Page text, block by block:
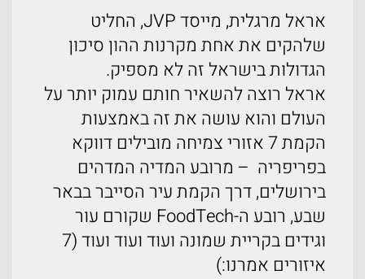
אראל מרגלית, מייסד JVP, החליט
שלהקים את אחת מקרנות ההון סיכון
הגדולות בישראל זה לא מספיק.
אראל רוצה להשאיר חותם עמוק יותר על
העולם והוא עושה את זה באמצעות
הקמת 7 אזורי צמיחה מובילים דווקא
בפריפריה – מרובע המדיה המדהים
בירושלים, דרך הקמת עיר הסייבר בבאר
שבע, רובע ה-FoodTech שקורם עור
וגידים בקריית שמונה ועוד ועוד ועוד (7
איזורים אמרנו:)